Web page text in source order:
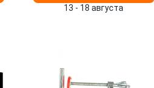
13 - 18 августа